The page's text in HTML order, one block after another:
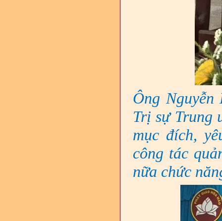
Ông
Trị sự Trung
mục đích,
công tác
nữa chức